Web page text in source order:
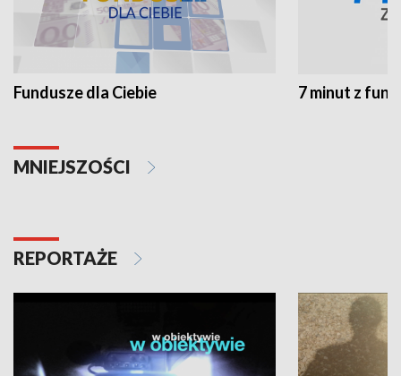
Fundusze dla Ciebie 7 minut z
MNIEJSZOŚCI
REPORTAŻE